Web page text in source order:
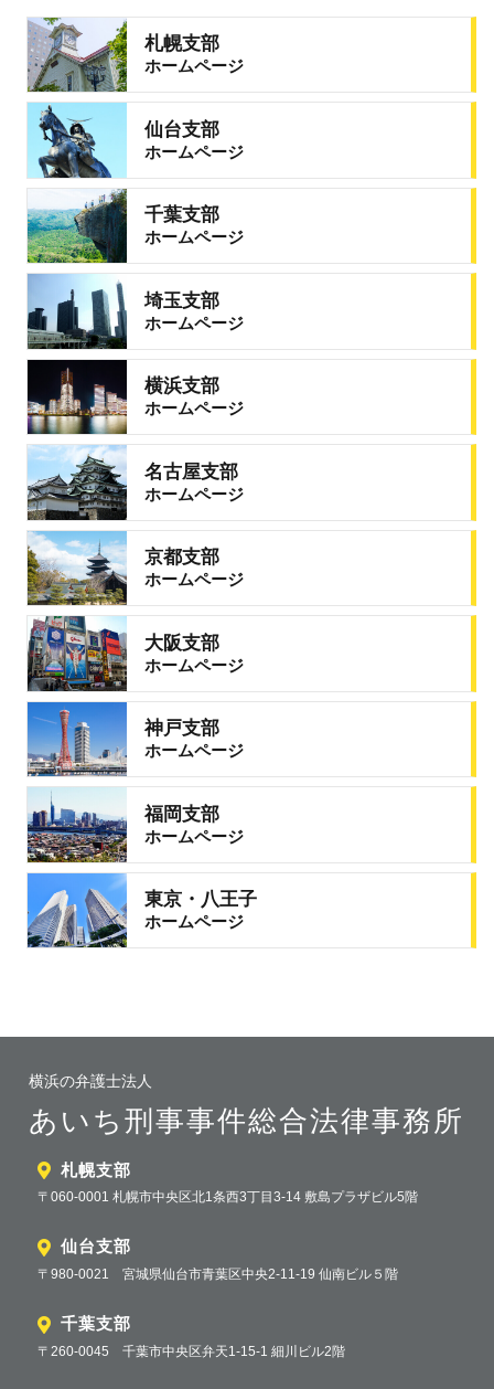
札幌支部
ホームページ
仙台支部
ホームページ
千葉支部
ホームページ
埼玉支部
ホームページ
横浜支部
ホームページ
名古屋支部
ホームページ
京都支部
ホームページ
大阪支部
ホームページ
神戸支部
ホームページ
福岡支部
ホームページ
東京・八王子
ホームページ
横浜の弁護士法人
あいち刑事事件総合法律事務所
札幌支部
〒060-0001 札幌市中央区北1条西3丁目3-14 敷島プラザビル5階
仙台支部
〒980-0021 宮城県仙台市青葉区中央2-11-19 仙南ビル５階
千葉支部
〒260-0045 千葉市中央区弁天1-15-1 細川ビル2階